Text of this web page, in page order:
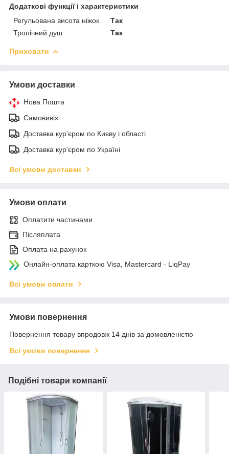
Додаткові функції і характеристики
Регульована висота ніжок
Так
Тропічний душ
Так
Приховати
Умови доставки
Нова Пошта
Самовивіз
Доставка кур'єром по Києву і області
Доставка кур'єром по Україні
Всі умови доставки
Умови оплати
Оплатити частинами
Післяплата
Оплата на рахунок
Онлайн-оплата карткою Visa, Mastercard - LiqPay
Всі умови оплати
Умови повернення
Повернення товару впродовж 14 днів за домовленістю
Всі умови повернення
Подібні товари компанії